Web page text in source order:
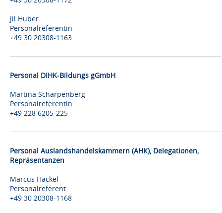
Jil Huber
Personalreferentin
+49 30 20308-1163
Personal DIHK-Bildungs gGmbH
Martina Scharpenberg
Personalreferentin
+49 228 6205-225
Personal Auslandshandelskammern (AHK), Delegationen,
Repräsentanzen
Marcus Hackel
Personalreferent
+49 30 20308-1168